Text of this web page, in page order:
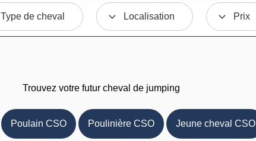
Type de cheval Localisation Prix
Trouvez votre futur cheval de jumping
Poulain CSO Poulinière CSO Jeune cheval CSO